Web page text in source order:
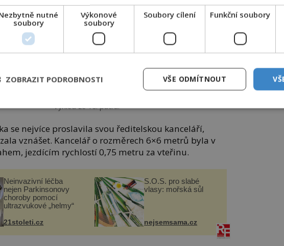
Výhled ze 16. patra.
se nejvíce proslavila svou ředitelskou kanceláří,
vznášet. Kancelář o rozměrech 6×6 metrů byla v
jezdícím rychlostí 0,75 metru za vteřinu.
Neinvazivní léčba
nejen Parkinsonovy
choroby pomocí
ultrazvukové „helmy“
21stoleti.cz
S.O.S. pro slabé
vlasy: mořská sůl
nejsemsama.cz
nutné
soubory
Výkonové
soubory
Soubory cílení Funkční soubory
VŠE ODMÍTNOUT
ZOBRAZIT PODROBNOSTI